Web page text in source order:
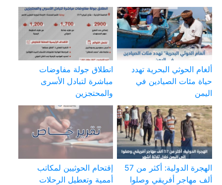
ألغام الحوثي البحرية تهدد
حياة مئات الصيادين في
اليمن
انطلاق جولة مفاوضات
مباشرة لتبادل الأسرى
والمحتجزين
الهجرة الدولية: أكثر من 57
ألف مهاجر أفريقي وصلوا
إقتحام الحوثيين لمكاتب
أممية وتعطيل الرحلات